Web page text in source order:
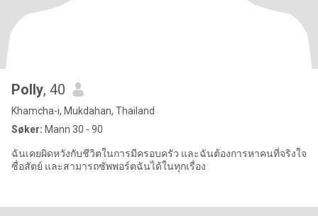
Polly, 40
Khamcha-i, Mukdahan, Thailand
Søker: Mann 30 - 90
ฉันเคยผิดหวังกับชีวิตในการมีครอบครัว และฉันต้องการหาคนที่จริงใจ
ซื่อสัตย์ และสามารถซัพพอร์ตฉันได้ในทุกเรื่อง